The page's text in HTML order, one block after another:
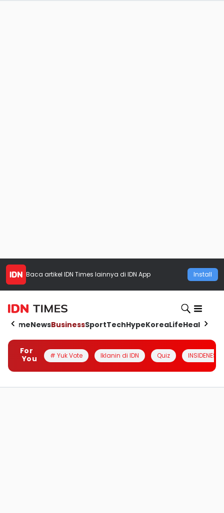
Baca artikel IDN Times lainnya di IDN App Install
HomeNewsBusinessSportTechHypeKoreaLifeHealth
For
You
# Yuk Vote Iklanin di IDN Quiz INSIDENESIA